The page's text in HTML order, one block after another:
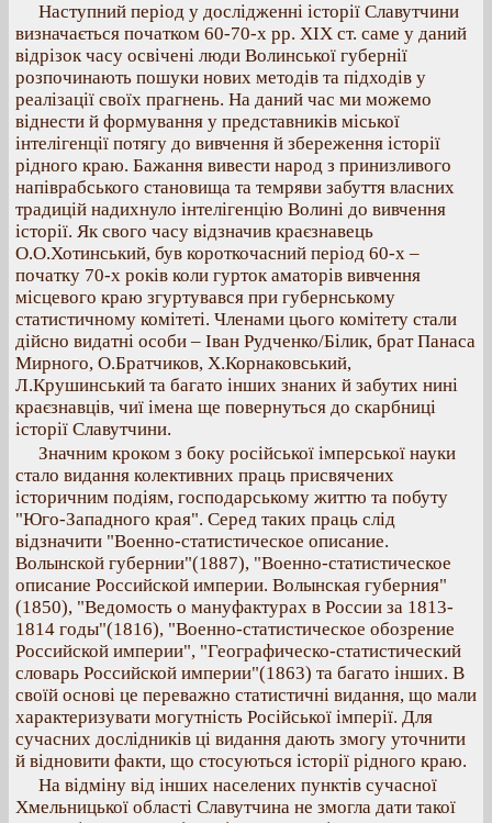
Наступний період у дослідженні історії Славутчини
визначається початком 60-70-х рр. ХІХ ст. саме у даний
відрізок часу освічені люди Волинської губернії
розпочинають пошуки нових методів та підходів у
реалізації своїх прагнень. На даний час ми можемо
віднести й формування у представників міської
інтелігенції потягу до вивчення й збереження історії
рідного краю. Бажання вивести народ з принизливого
напіврабського становища та темряви забуття власних
традицій надихнуло інтелігенцію Волині до вивчення
історії. Як свого часу відзначив краєзнавець
О.О.Хотинський, був короткочасний період 60-х –
початку 70-х років коли гурток аматорів вивчення
місцевого краю згуртувався при губернському
статистичному комітеті. Членами цього комітету стали
дійсно видатні особи – Іван Рудченко/Білик, брат Панаса
Мирного, О.Братчиков, Х.Корнаковський,
Л.Крушинський та багато інших знаних й забутих нині
краєзнавців, чиї імена ще повернуться до скарбниці
історії Славутчини.
Значним кроком з боку російської імперської науки
стало видання колективних праць присвячених
історичним подіям, господарському життю та побуту
"Юго-Западного края". Серед таких праць слід
відзначити "Военно-статистическое описание.
Волынской губернии"(1887), "Военно-статистическое
описание Российской империи. Волынская губерния"
(1850), "Ведомость о мануфактурах в России за 1813-
1814 годы"(1816), "Военно-статистическое обозрение
Российской империи", "Географическо-статистический
словарь Российской империи"(1863) та багато інших. В
своїй основі це переважно статистичні видання, що мали
характеризувати могутність Російської імперії. Для
сучасних дослідників ці видання дають змогу уточнити
й відновити факти, що стосуються історії рідного краю.
На відміну від інших населених пунктів сучасної
Хмельницької області Славутчина не змогла дати такої